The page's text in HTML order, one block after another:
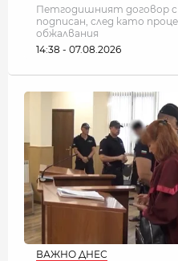
Петгодишният договор с
подписан, след като
обжалвания
14:38 - 07.08.2026
ВАЖНО ДНЕС